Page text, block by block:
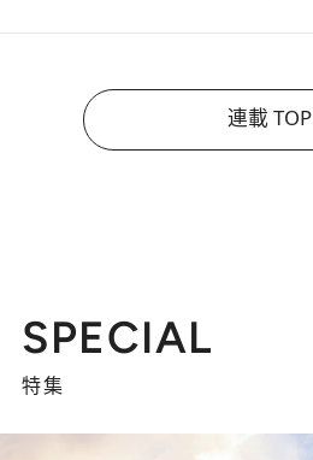
連載 TOP
SPECIAL
特集